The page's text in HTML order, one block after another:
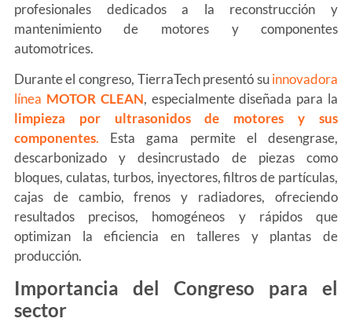
profesionales dedicados a la reconstrucción y
mantenimiento de motores y componentes
automotrices.
Durante el congreso, TierraTech presentó suinnovadora
línea MOTOR CLEAN, especialmente diseñada para la
limpieza por ultrasonidos de motores y sus
componentes. Esta gama permite el desengrase,
descarbonizado y desincrustado de piezas como
bloques, culatas, turbos, inyectores, filtros de partículas,
cajas de cambio, frenos y radiadores, ofreciendo
resultados precisos, homogéneos y rápidos que
optimizan la eficiencia en talleres y plantas de
producción.
Importancia del Congreso para el
sector